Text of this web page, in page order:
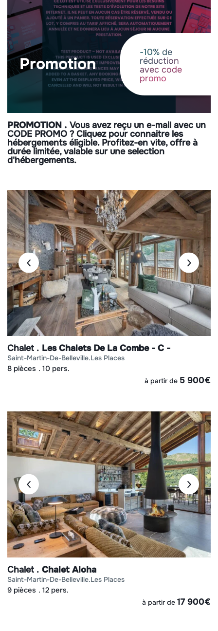
promotion
-10% de
réduction
avec code
promo
PROMOTION
Vous avez reçu un e-mail avec un
CODE PROMO ? Cliquez pour connaitre les
hébergements éligible. Profitez-en vite, offre à
durée limitée, valable sur une selection
d'hébergements.
Chalet Les Chalets De La Combe - C -
saint-martin-de-belleville les places
8 pièces 10 pers.
à partir de 5 900€
Chalet Chalet Aloha
saint-martin-de-belleville les places
9 pièces 12 pers.
à partir de 17 900€